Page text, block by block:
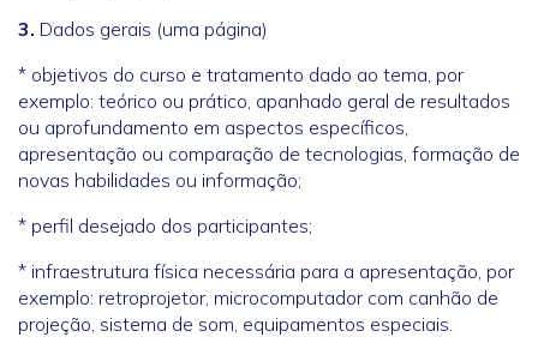
3. Dados gerais (uma página)
* objetivos do curso e tratamento dado ao tema, por
exemplo: teórico ou prático, apanhado geral de resultados
ou aprofundamento em aspectos específicos,
apresentação ou comparação de tecnologias, formação de
novas habilidades ou informação;
* perfil desejado dos participantes;
* infraestrutura física necessária para a apresentação, por
exemplo: retroprojetor, microcomputador com canhão de
projeção, sistema de som, equipamentos especiais.